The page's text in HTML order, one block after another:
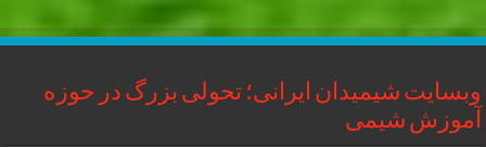
وبسایت شیمیدان ایرانی؛ تحولی بزرگ در حوزه
آموزش شیمی